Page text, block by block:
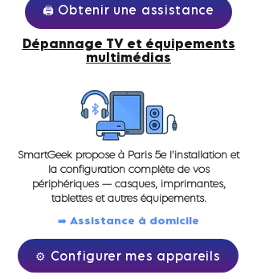
🖨️ Obtenir une assistance
Dépannage TV et équipements
multimédias
SmartGeek propose à Paris 5e l’installation et
la configuration complète de vos
périphériques — casques, imprimantes,
tablettes et autres équipements.
➡️ Assistance à domicile
⚙️ Configurer mes appareils